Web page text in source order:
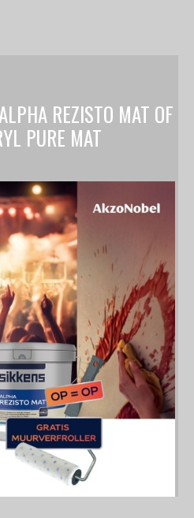
REZISTO MAT OF
PURE MAT